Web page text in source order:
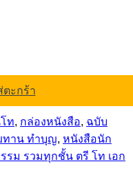
ตะกร้า
ท, กล่องหนังสือ, ฉบับ
ทาน ทำบุญ, หนังสือนัก
รม รวมทุกชั้น ตรี โท เอก